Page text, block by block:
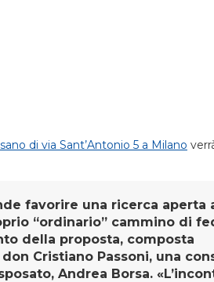
di via Sant’Antonio 5 a Milano
favorire una ricerca aperta
“ordinario” cammino di
della proposta, composta
Cristiano Passoni, una
Andrea Borsa.